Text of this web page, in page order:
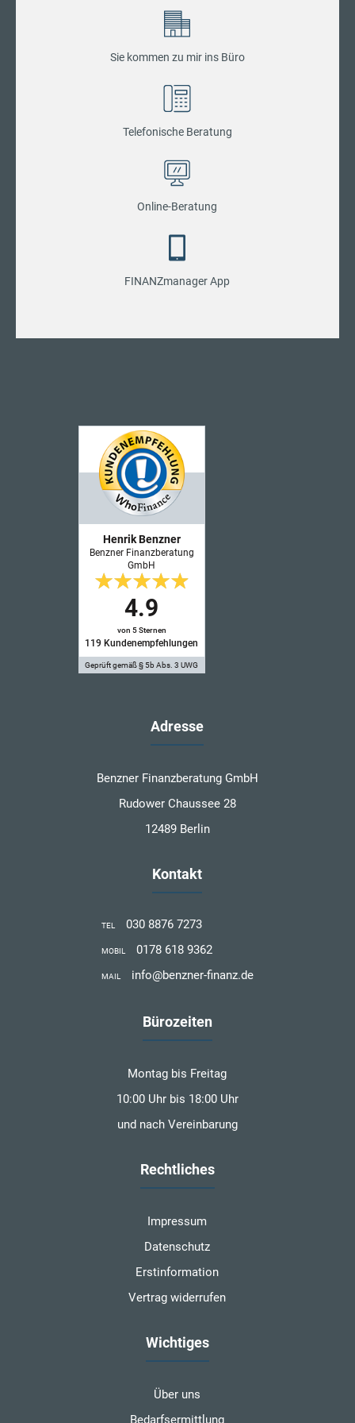
Sie kommen zu mir ins Büro
Telefonische Beratung
Online-Beratung
FINANZmanager App
Henrik Benzner
Benzner Finanzberatung
GmbH
4.9
von 5 Sternen
119 Kundenempfehlungen
Geprüft gemäß § 5b Abs. 3 UWG
Adresse
Benzner Finanzberatung GmbH
Rudower Chaussee 28
12489 Berlin
Kontakt
TEL 030 8876 7273
MOBIL 0178 618 9362
MAIL info@benzner-finanz.de
Bürozeiten
Montag bis Freitag
10:00 Uhr bis 18:00 Uhr
und nach Vereinbarung
Rechtliches
Impressum
Datenschutz
Erstinformation
Vertrag widerrufen
Wichtiges
Über uns
Bedarfsermittlung